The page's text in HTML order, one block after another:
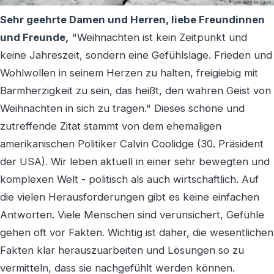
Sehr geehrte Damen und Herren, liebe Freundinnen
und Freunde, "Weihnachten ist kein Zeitpunkt und
keine Jahreszeit, sondern eine Gefühlslage. Frieden und
Wohlwollen in seinem Herzen zu halten, freigiebig mit
Barmherzigkeit zu sein, das heißt, den wahren Geist von
Weihnachten in sich zu tragen." Dieses schöne und
zutreffende Zitat stammt von dem ehemaligen
amerikanischen Politiker Calvin Coolidge (30. Präsident
der USA). Wir leben aktuell in einer sehr bewegten und
komplexen Welt - politisch als auch wirtschaftlich. Auf
die vielen Herausforderungen gibt es keine einfachen
Antworten. Viele Menschen sind verunsichert, Gefühle
gehen oft vor Fakten. Wichtig ist daher, die wesentlichen
Fakten klar herauszuarbeiten und Lösungen so zu
vermitteln, dass sie nachgefühlt werden können.